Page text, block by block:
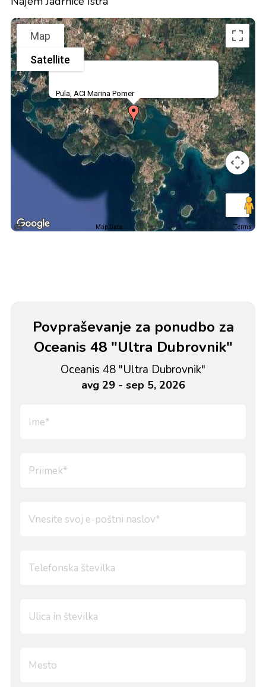
Pula, ACI Marina Pomer
Map
Satellite
Map Data Terms
Povpraševanje za ponudbo za
Oceanis 48 "Ultra Dubrovnik"
Oceanis 48 "Ultra Dubrovnik"
avg 29 - sep 5, 2026